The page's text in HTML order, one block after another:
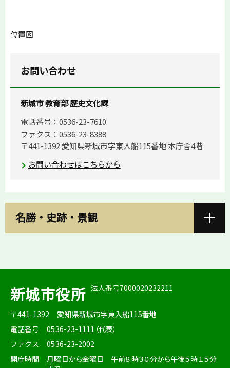
位置図
お問い合わせ
新城市 教育部 歴史文化課
電話番号：0536-23-7610
ファクス：0536-23-8388
〒441-1392 愛知県新城市字東入船115番地 本庁舎4階
お問い合わせはこちらから
名勝・史跡・景観
新城市役所 法人番号7000020232211
〒441-1392
愛知県新城市字東入船115番地
電話番号
0536-23-1111（代表）
ファクス
0536-23-2002
開庁時間
月曜日から金曜日 午前８時３０分から午後５時１５分